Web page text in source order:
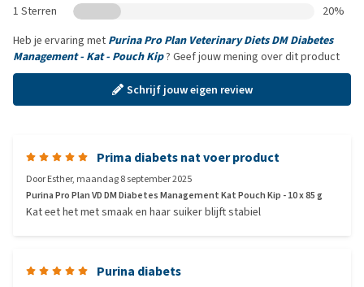
1 Sterren
20%
Heb je ervaring met Purina Pro Plan Veterinary Diets DM Diabetes
Management - Kat - Pouch Kip? Geef jouw mening over dit product
Schrijf jouw eigen review
Prima diabets nat voer product
DoorEsther, maandag 8 september 2025
Purina Pro Plan VD DM Diabetes Management Kat Pouch Kip - 10 x 85 g
Kat eet het met smaak en haar suiker blijft stabiel
Purina diabets